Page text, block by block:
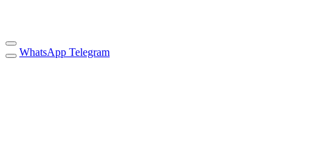
WhatsApp Telegram